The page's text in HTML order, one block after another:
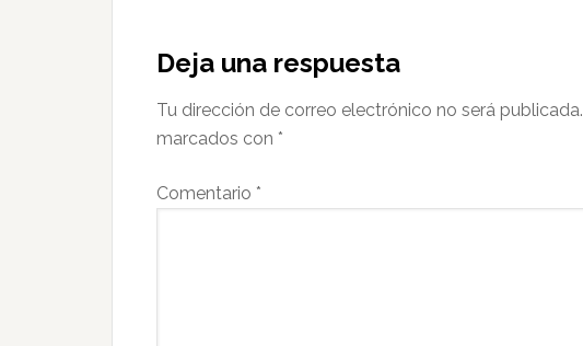
con
lectores
Deja una respuesta
Tu dirección de correo electrónico no será publicada.
marcados con *
Comentario *